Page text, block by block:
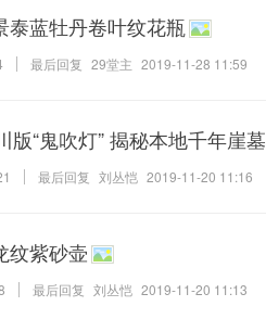
泰蓝牡丹卷叶纹花瓶
最后回复 29堂主 2019-11-28 11:59
版“鬼吹灯” 揭秘本地千年崖墓
最后回复 刘丛恺 2019-11-20 11:16
纹紫砂壶
最后回复 刘丛恺 2019-11-20 11:13